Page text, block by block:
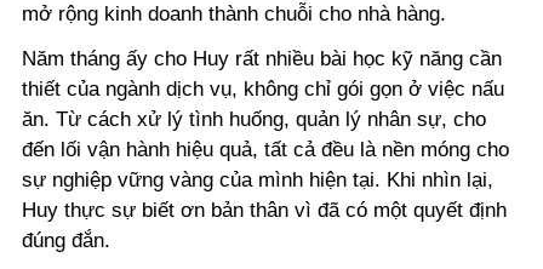
mở rộng kinh doanh thành chuỗi cho nhà hàng.
Năm tháng ấy cho Huy rất nhiều bài học kỹ năng cần
thiết của ngành dịch vụ, không chỉ gói gọn ở việc nấu
ăn. Từ cách xử lý tình huống, quản lý nhân sự, cho
đến lối vận hành hiệu quả, tất cả đều là nền móng cho
sự nghiệp vững vàng của mình hiện tại. Khi nhìn lại,
Huy thực sự biết ơn bản thân vì đã có một quyết định
đúng đắn.